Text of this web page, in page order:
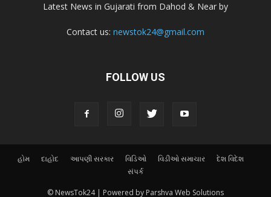
Latest News in Gujarati from Dahod & Near by
Contact us: newstok24@gmail.com
FOLLOW US
હોમ દાહોદ આપણી સરકાર વિડિઓ વિડીઓ સમાચાર
દેશ વિદેશ
સંપર્ક
© NewsTok24 | Powered by Parshva Web Solutions